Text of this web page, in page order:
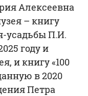
Алексеевна
– книгу
усадьбы П.И.
году и
и книгу «100
в 2020
Петра